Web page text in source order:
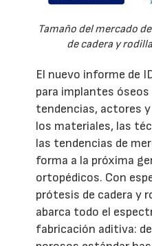
Tamaño del mercado
de cadera y
El nuevo informe de
para implantes
tendencias, actores y
los materiales, las
las tendencias de
forma a la próxima
ortopédicos. Con
prótesis de cadera y
abarca todo el
fabricación aditiva: